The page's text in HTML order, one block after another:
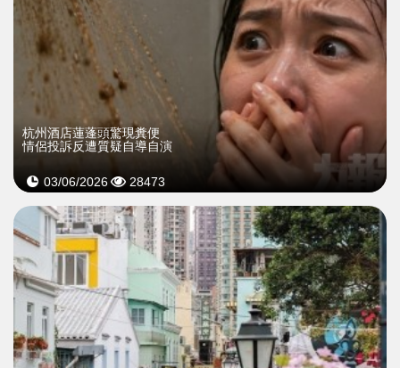
杭州酒店蓮蓬頭驚現糞便
情侶投訴反遭質疑自導自演
03/06/2026 28473